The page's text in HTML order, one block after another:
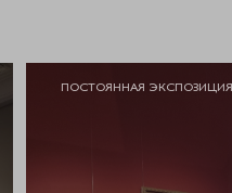
ПОСТОЯННАЯ ЭКСПОЗИЦИЯ